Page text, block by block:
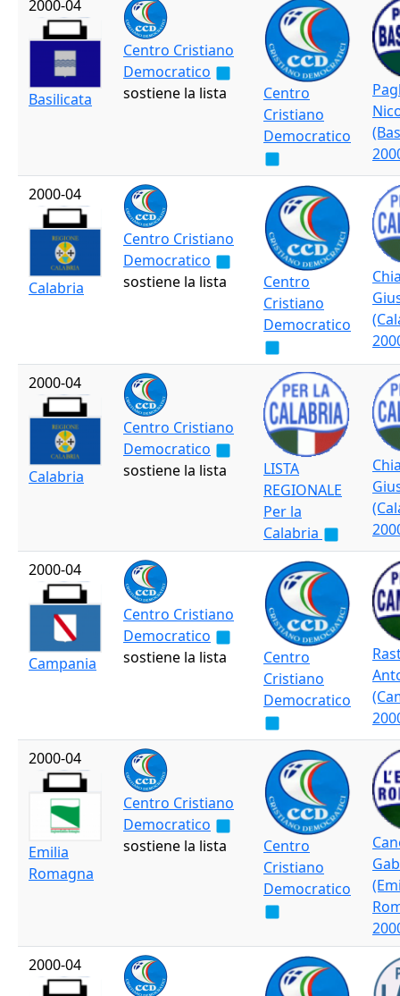
2000-04
Basilicata
Centro Cristiano
Democratico
sostiene la lista
Centro
Cristiano
Democratico
2000-04
Calabria
Centro Cristiano
Democratico
sostiene la lista
Centro
Cristiano
Democratico
2000-04
Calabria
Centro Cristiano
Democratico
sostiene la lista
LISTA
REGIONALE
Per la
Calabria
2000-04
Campania
Centro Cristiano
Democratico
sostiene la lista
Centro
Cristiano
Democratico
2000-04
Emilia
Romagna
Centro Cristiano
Democratico
sostiene la lista
Centro
Cristiano
Democratico
2000-04